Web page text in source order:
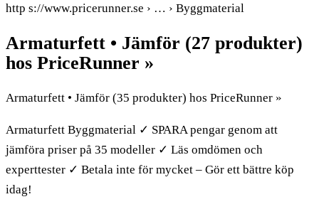
http s://www.pricerunner.se › … › Byggmaterial
Armaturfett • Jämför (27 produkter)
hos PriceRunner »
Armaturfett • Jämför (35 produkter) hos PriceRunner »
Armaturfett Byggmaterial ✓ SPARA pengar genom att
jämföra priser på 35 modeller ✓ Läs omdömen och
experttester ✓ Betala inte för mycket – Gör ett bättre köp
idag!